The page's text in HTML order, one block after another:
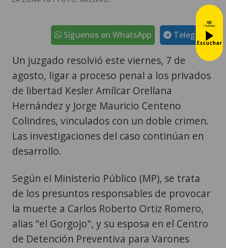
Telegram
Síguenos en WhatsApp
Un juzgado resolvió este viernes, 7 de
agosto, ligar a proceso penal a los privados
de libertad Kesler Amílcar Orellana
Hernández y Jorge Mauricio Centeno
Colindres, vinculados con un doble crimen.
Las investigaciones del caso continúan en
desarrollo.
Según el Ministerio Público (MP), se trata
de los presuntos responsables de provocar
la muerte a Carlos Roberto Ortiz Romero,
alias "el Gorgojo", y su esposa en el Centro
de Detención Preventiva para Varones
Escuchar